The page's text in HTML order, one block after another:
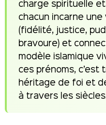
charge spirituelle
chacun incarne
(fidélité, justice,
bravoure) et
modèle islamique
ces prénoms, c’est
héritage de foi et
à travers les